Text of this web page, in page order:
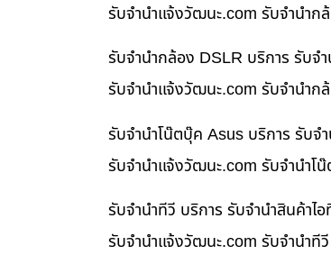
รับจํานําแจ้งวัฒนะ.com รับจำนำก
รับจำนำกล้อง DSLR บริการ รับจ
รับจํานําแจ้งวัฒนะ.com รับจำนำก
รับจำนำโน๊ตบุ๊ค Asus บริการ รับจ
รับจํานําแจ้งวัฒนะ.com รับจำนำโ
รับจำนำทีวี บริการ รับจำนำสินค้า
รับจํานําแจ้งวัฒนะ.com รับจำนำที